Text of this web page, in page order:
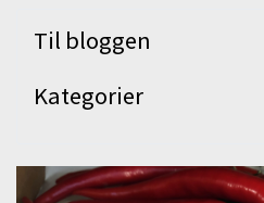
Til bloggen
Kategorier